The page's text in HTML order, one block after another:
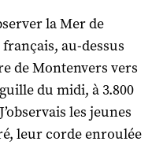
la Mer de
au-dessus
de Montenvers vers
du midi, à 3.800
les jeunes
leur corde enroulée